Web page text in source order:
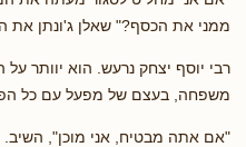
ממני את הכסף?" שאלן ג'ונתן את
רבי יוסף יצחק נרעש. הוא יוותר
משפחה, בעצם של מפעל עם כל
"אם אתה מבטיח, אני מוכן", השיב.